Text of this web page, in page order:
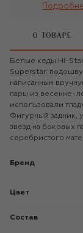
О ТОВАРЕ
Белые кеды Hi-
Superstar:
написанным
пары из весенне-
использовали
Фигурный задник,
звезд на боковых
серебристого
Бренд
Цвет
Состав